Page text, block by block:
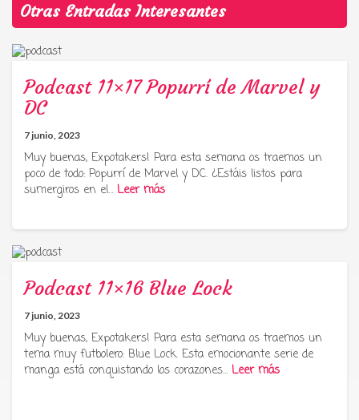
Otras Entradas Interesantes
Podcast 11×17 Popurrí de Marvel y
DC
7 junio, 2023
Muy buenas, Expotakers! Para esta semana os traemos un
poco de todo: Popurrí de Marvel y DC. ¿Estáis listos para
sumergiros en el… Leer más
Podcast 11×16 Blue Lock
7 junio, 2023
Muy buenas, Expotakers! Para esta semana os traemos un
tema muy futbolero: Blue Lock. Esta emocionante serie de
manga está conquistando los corazones… Leer más